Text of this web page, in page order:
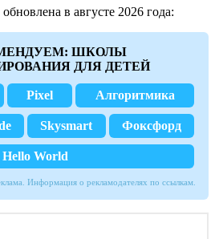
обновлена в августе 2026 года:
ШКОЛЫ
ДЛЯ ДЕТЕЙ
Pixel Алгоритмика
Skysmart Фоксфорд
Hello World
Информация о рекламодателях по ссылкам.